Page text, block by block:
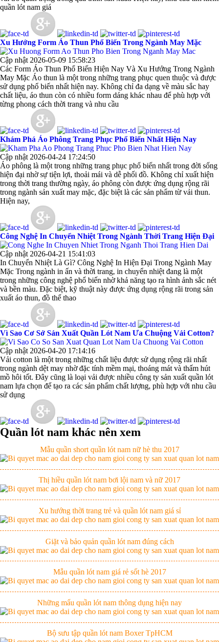
quần lót nam giá
Xu Hướng Form Áo Thun Phổ Biến Trong Ngành May Mặc
Cập nhật 2026-05-09 15:58:23
Các Form Áo Thun Phổ Biến Hiện Nay Và Xu Hướng Trong Ngành
May Mặc Áo thun là một trong những trang phục quen thuộc và được
sử dụng phổ biến nhất hiện nay. Không chỉ đa dạng về màu sắc hay
chất liệu, áo thun còn có nhiều form dáng khác nhau để phù hợp với
từng phong cách thời trang và nhu cầu
Khám Phá Áo Phông Trang Phục Phổ Biến Nhất Hiện Nay
Cập nhật 2026-04-24 17:24:50
Áo phông là một trong những trang phục phổ biến nhất trong đời sống
hiện đại nhờ sự tiện lợi, thoải mái và dễ phối đồ. Không chỉ xuất hiện
trong thời trang thường ngày, áo phông còn được ứng dụng rộng rãi
trong ngành sản xuất may mặc, đặc biệt là các sản phẩm từ vải thun.
Hiện nay,
Công Nghệ In Chuyển Nhiệt Trong Ngành Thời Trang Hiện Đại
Cập nhật 2026-04-21 15:41:03
In Chuyển Nhiệt Là Gì? Công Nghệ In Hiện Đại Trong Ngành May
Mặc Trong ngành in ấn và thời trang, in chuyển nhiệt đang là một
trong những công nghệ phổ biến nhờ khả năng tạo ra hình ảnh sắc nét
và bền màu. Đặc biệt, kỹ thuật này được ứng dụng rộng rãi trong sản
xuất áo thun, đồ thể thao
Vì Sao Cơ Sở Sản Xuất Quần Lót Nam Ưa Chuộng Vải Cotton?
Cập nhật 2026-04-20 17:14:16
Vải cotton là một trong những chất liệu được sử dụng rộng rãi nhất
trong ngành dệt may nhờ đặc tính mềm mại, thoáng mát và thấm hút
mồ hôi tốt. Đây cũng là loại vải được nhiều công ty sản xuất quần lót
nam lựa chọn để tạo ra các sản phẩm chất lượng, phù hợp với nhu cầu
sử dụng
Quần lót nam khác nên xem
Mẫu quần short quần lót nam nữ hè thu 2017
Thị hiều quần lót nam bơi lội nam và nữ 2017
Xu hướng thời trang trẻ và quần lót nam giá sỉ
Giặt và bảo quản quần lót nam đúng cách
Mẫu quần lót nam giá rẻ sốt hè 2017
Những mẩu quần lót nam thông dụng hiện nay
Bộ sưu tập quần lót nam Boxer TpHCM